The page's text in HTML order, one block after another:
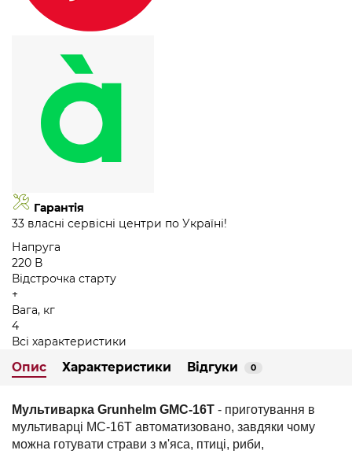
Гарантія
33 власні сервісні центри по Україні!
Напруга
220 В
Відстрочка старту
+
Вага, кг
4
Всі характеристики
Опис Характеристики Відгуки 0
Мультиварка Grunhelm GMC-16T - приготування в
мультиварці MC-16T автоматизовано, завдяки чому
можна готувати страви з м'яса, птиці, риби,